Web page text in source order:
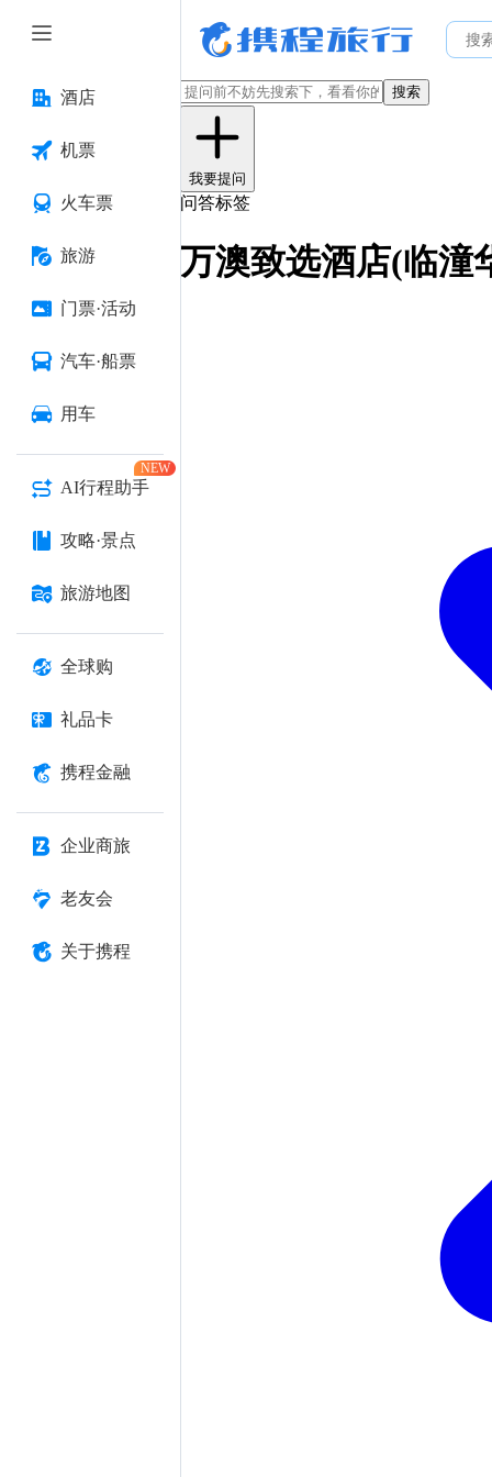
酒店
机票
火车票
旅游
门票·活动
汽车·船票
用车
AI行程助手
NEW
攻略·景点
旅游地图
全球购
礼品卡
携程金融
企业商旅
老友会
关于携程
搜索
我要提问
问答标签
万澳致选酒店(临潼